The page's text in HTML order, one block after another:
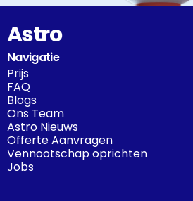
Astro
Navigatie
Prijs
FAQ
Blogs
Ons Team
Astro Nieuws
Offerte Aanvragen
Vennootschap oprichten
Jobs